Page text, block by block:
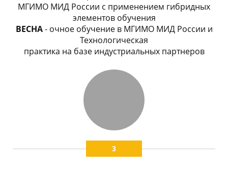
3
МГИМО МИД России с применением гибридных
элементов обучения
ВЕСНА- очное обучение в МГИМО МИД России и
Технологическая
практика на базе индустриальных партнеров